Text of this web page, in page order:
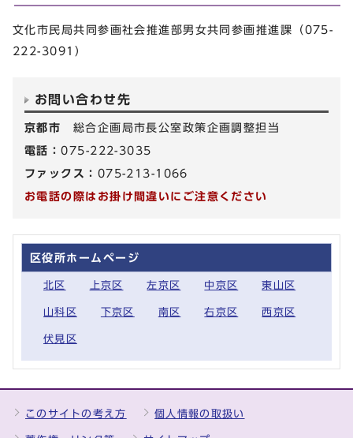
文化市民局共同参画社会推進部男女共同参画推進課（075-
222-3091）
お問い合わせ先
京都市 総合企画局市長公室政策企画調整担当
電話：075-222-3035
ファックス： 075-213-1066
お電話の際はお掛け間違いにご注意ください
区役所ホームページ
北区 上京区 左京区 中京区 東山区
山科区 下京区 南区 右京区 西京区
伏見区
このサイトの考え方 個人情報の取扱い